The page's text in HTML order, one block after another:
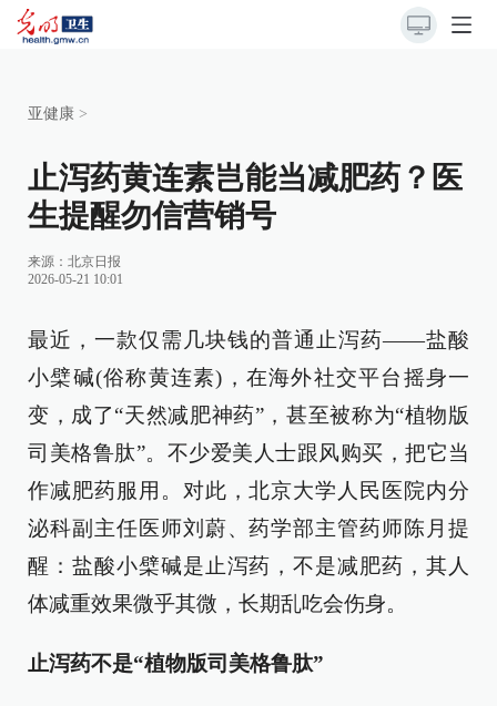
亚健康 >
止泻药黄连素岂能当减肥药？医
生提醒勿信营销号
来源： 北京日报
2026-05-21 10:01
最近，一款仅需几块钱的普通止泻药——盐酸
小檗碱(俗称黄连素)，在海外社交平台摇身一
变，成了“天然减肥神药”，甚至被称为“植物版
司美格鲁肽”。不少爱美人士跟风购买，把它当
作减肥药服用。对此，北京大学人民医院内分
泌科副主任医师刘蔚、药学部主管药师陈月提
醒：盐酸小檗碱是止泻药，不是减肥药，其人
体减重效果微乎其微，长期乱吃会伤身。
止泻药不是“植物版司美格鲁肽”